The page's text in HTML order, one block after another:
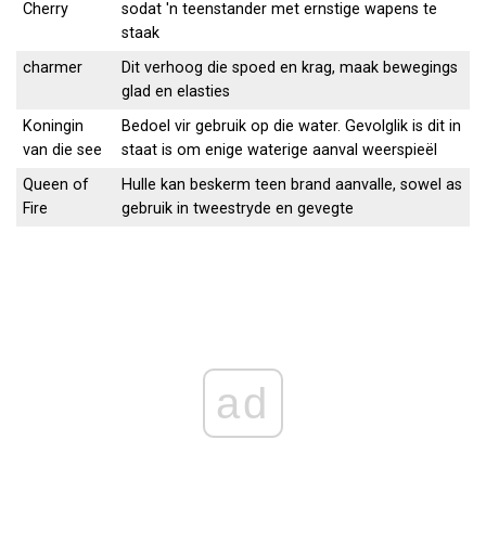
Cherry
sodat 'n teenstander met ernstige wapens te
staak
charmer
Dit verhoog die spoed en krag, maak bewegings
glad en elasties
Koningin
van die see
Bedoel vir gebruik op die water. Gevolglik is dit in
staat is om enige waterige aanval weerspieël
Queen of
Fire
Hulle kan beskerm teen brand aanvalle, sowel as
gebruik in tweestryde en gevegte
ad